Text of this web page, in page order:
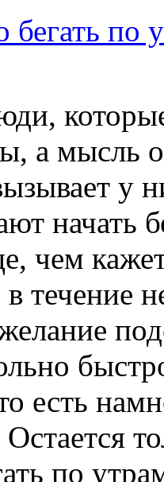
бегать по
а мысль
у
начать
чем
течение
есть
по